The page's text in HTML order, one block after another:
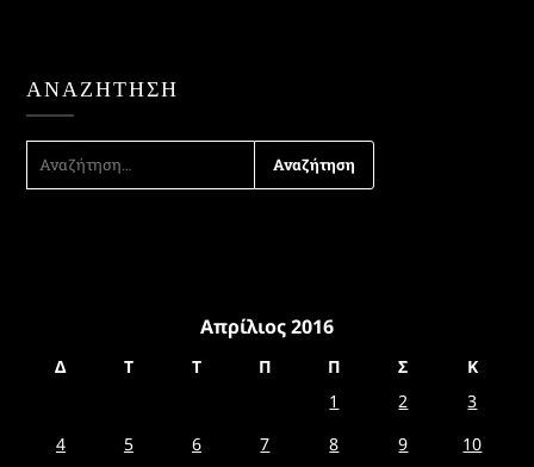
ΑΝΑΖΉΤΗΣΗ
ΑΝΑΖΉΤΗΣΗ
ΓΙΑ:
Απρίλιος 2016
Δ Τ Τ Π Π Σ
Κ
1
2
3
4
5 6 7 8 9
10